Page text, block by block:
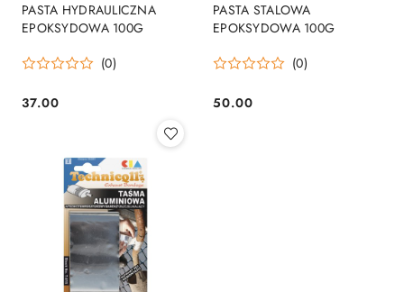
PASTA HYDRAULICZNA
EPOKSYDOWA 100G
(0)
Cena:
37.00
PASTA STALOWA
EPOKSYDOWA 100G
(0)
Cena:
50.00